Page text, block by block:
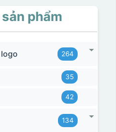
phẩm
264
35
42
134